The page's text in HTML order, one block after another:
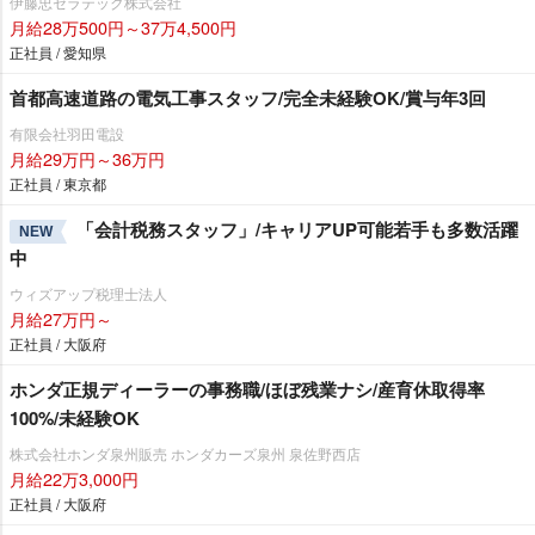
月給28万500円～37万4,500円
正社員 / 愛知県
首都高速道路の電気工事スタッフ/完全未経験OK/賞与年3回
有限会社羽田電設
月給29万円～36万円
正社員 / 東京都
NEW
「会計税務スタッフ」/キャリアUP可能若手も多数活躍
中
ウィズアップ税理士法人
月給27万円～
正社員 / 大阪府
ホンダ正規ディーラーの事務職/ほぼ残業ナシ/産育休取得率
100%/未経験OK
株式会社ホンダ泉州販売 ホンダカーズ泉州 泉佐野西店
月給22万3,000円
正社員 / 大阪府